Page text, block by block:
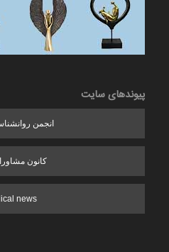
پیوندهای سایت
انجمن
کانون
news